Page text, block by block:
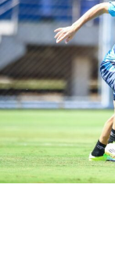
Contudo, o
nos dois
oportunidade
pode brigar por
Sua maneira de
mais liberdade
Você